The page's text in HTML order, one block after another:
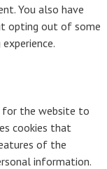
You also have
opting out of some
for the website to
cookies that
of the
information.